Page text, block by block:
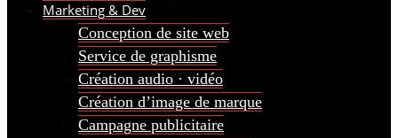
Marketing & Dev
Conception de site web
Service de graphisme
Création audio · vidéo
Création d’image de marque
Campagne publicitaire